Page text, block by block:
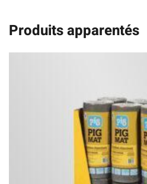
Produits apparentés